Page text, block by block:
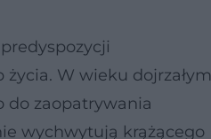
W wieku dojrzałym
do zaopatrywania
wychwytują krążącego